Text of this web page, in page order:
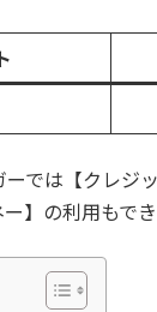
ーでは【クレジ
】の利用もで